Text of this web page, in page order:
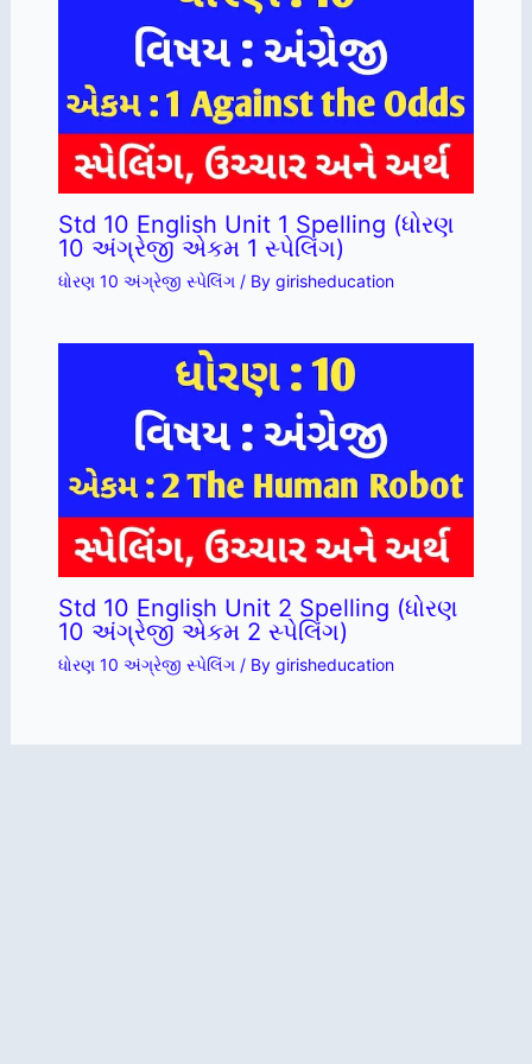
Std 10 English Unit 1 Spelling (ધોરણ
10 અંગ્રેજી એકમ 1 સ્પેલિંગ)
ધોરણ 10 અંગ્રેજી સ્પેલિંગ / By girisheducation
Std 10 English Unit 2 Spelling (ધોરણ
10 અંગ્રેજી એકમ 2 સ્પેલિંગ)
ધોરણ 10 અંગ્રેજી સ્પેલિંગ / By girisheducation